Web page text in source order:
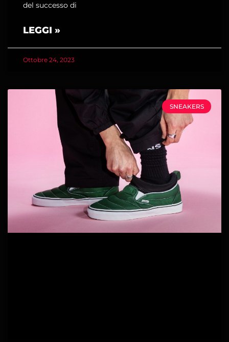
del successo di
LEGGI »
Ottobre 24, 2023
SNEAKERS